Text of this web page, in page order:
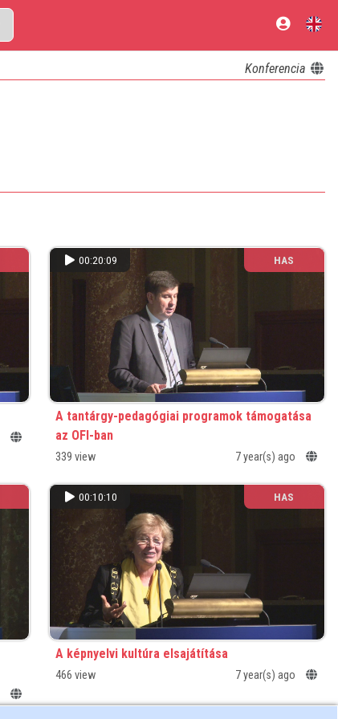
Konferencia
00:20:09 HAS
A tantárgy-pedagógiai programok támogatása
az OFI-ban
339 view 7 year(s) ago
00:10:10 HAS
A képnyelvi kultúra elsajátítása
466 view 7 year(s) ago